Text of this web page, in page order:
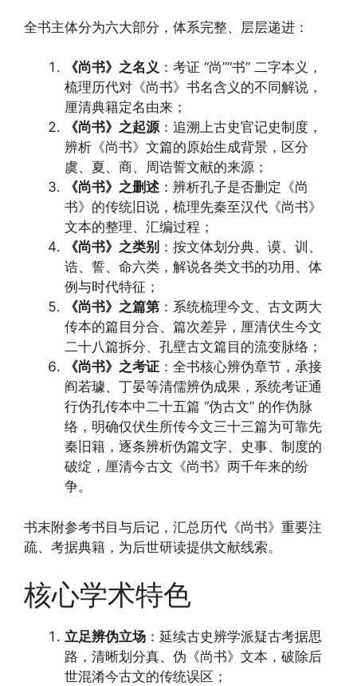
全书主体分为六大部分，体系完整、层层递进：
《尚书》之名义 ：考证 “尚”“书” 二字本义，
梳理历代对《尚书》书名含义的不同解说，
厘清典籍定名由来；
《尚书》之起源：追溯上古史官记史制度，
辨析《尚书》文篇的原始生成背景，区分
虞、夏、商、周诰誓文献的来源；
《尚书》之删述 ：辨析孔子是否删定《尚
书》的传统旧说，梳理先秦至汉代《尚书》
文本的整理、汇编过程；
《尚书》之类别 ：按文体划分典、谟、训、
诰、誓、命六类，解说各类文书的功用、体
例与时代特征；
《尚书》之篇第 ：系统梳理今文、古文两大
传本的篇目分合、篇次差异，厘清伏生今文
二十八篇拆分、孔壁古文篇目的流变脉络；
《尚书》之考证 ：全书核心辨伪章节，承接
阎若璩、丁晏等清儒辨伪成果，系统考证通
行伪孔传本中二十五篇 “伪古文” 的作伪脉
络，明确仅伏生所传今文三十三篇为可靠先
秦旧籍，逐条辨析伪篇文字、史事、制度的
破绽，厘清今古文《尚书》两千年来的纷
争。
书末附参考书目与后记，汇总历代《尚书》重要注
疏、考据典籍，为后世研读提供文献线索。
核心学术特色
立足辨伪立场 ：延续古史辨学派疑古考据思
路，清晰划分真、伪《尚书》文本，破除后
世混淆今古文的传统误区；